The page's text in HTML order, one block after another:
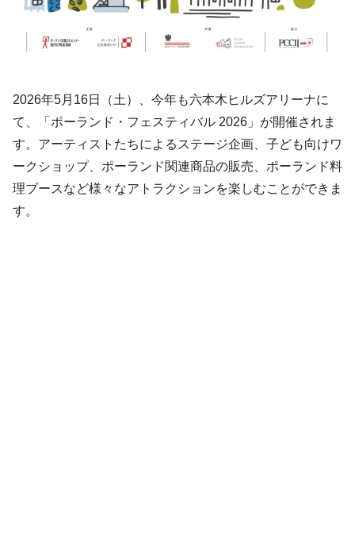
2026年5月16日（土）、今年も六本木ヒルズアリーナに
て、「ポーランド・フェスティバル 2026」が開催されま
す。アーティストたちによるステージ企画、子ども向けワ
ークショップ、ポーランド関連商品の販売、ポーランド料
理ブースなど様々なアトラクションを楽しむことができま
す。